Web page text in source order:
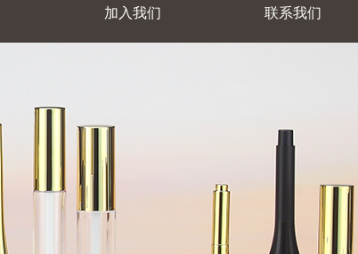
加入我们 联系我们